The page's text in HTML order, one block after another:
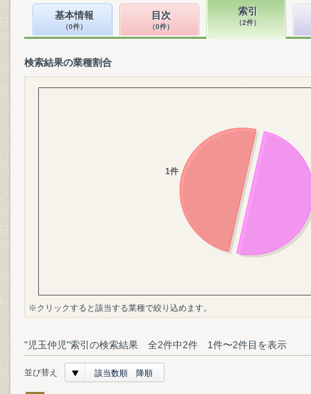
基本情報
（0件）
目次
（0件）
索引
（2件）
検索結果の業種割合
※クリックすると該当する業種で絞り込めます。
"児玉仲児"索引の検索結果 全2件中2件 1件〜2件目を表示
並び替え 該当数順 降順